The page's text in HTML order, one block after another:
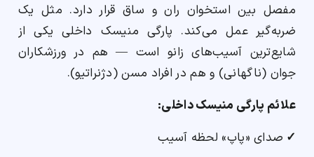
مفصل بین استخوان ران و ساق قرار دارد. مثل یک
ضربه‌گیر عمل می‌کند. پارگی منیسک داخلی یکی از
شایع‌ترین آسیب‌های زانو است — هم در ورزشکاران
جوان (ناگهانی) و هم در افراد مسن (دژنراتیو).
علائم پارگی منیسک داخلی:
✓ صدای «پاپ» لحظه آسیب